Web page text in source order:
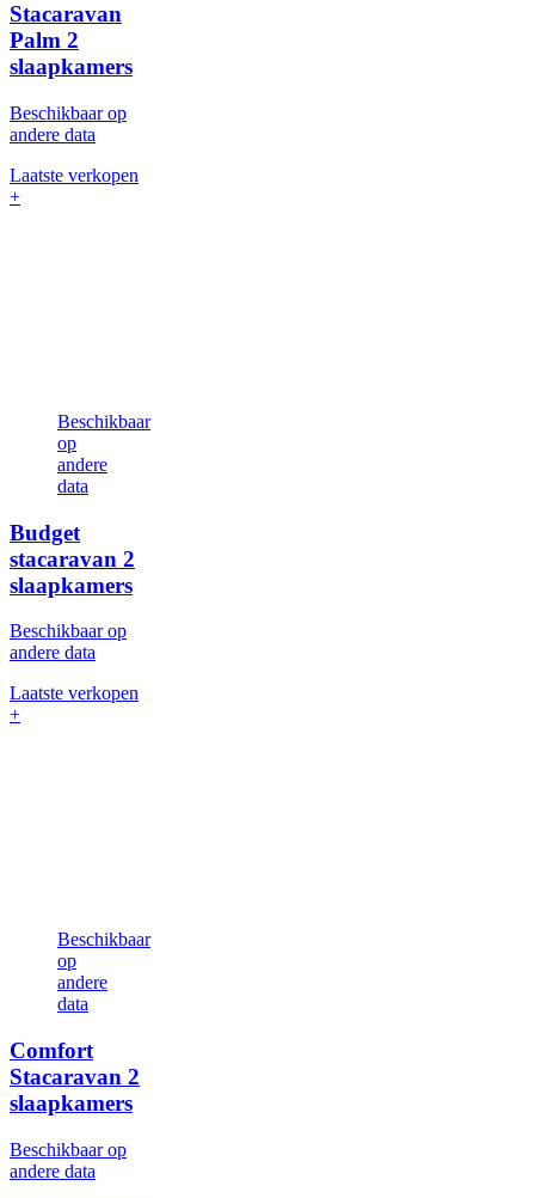
Stacaravan
Palm 2
slaapkamers
Beschikbaar op
andere data
Laatste verkopen
+
Beschikbaar
op
andere
data
Budget
stacaravan 2
slaapkamers
Beschikbaar op
andere data
Laatste verkopen
+
Beschikbaar
op
andere
data
Comfort
Stacaravan 2
slaapkamers
Beschikbaar op
andere data